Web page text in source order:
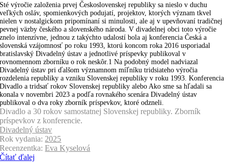
Sté výročie založenia prvej Československej republiky sa nieslo v duchu
veľkých osláv, spomienkových podujatí, projektov, ktorých význam tkvel
nielen v nostalgickom pripomínaní si minulosti, ale aj v upevňovaní tradičnej
pevnej väzby českého a slovenského národa. V divadelnej obci toto výročie
znelo intenzívne, jednou z takýchto udalostí bola aj konferencia Česká a
slovenská vzájomnosť po roku 1993, ktorú koncom roka 2016 usporiadal
bratislavský Divadelný ústav a jednotlivé príspevky publikoval v
rovnomennom zborníku o rok neskôr.1 Na podobný model nadviazal
Divadelný ústav pri ďalšom významnom míľníku tridsiateho výročia
rozdelenia republiky a vzniku Slovenskej republiky v roku 1993. Konferencia
Divadlo a tridsať rokov Slovenskej republiky alebo Ako sme sa hľadali sa
konala v novembri 2023 a podľa rovnakého scenára Divadelný ústav
publikoval o dva roky zborník príspevkov, ktoré odzneli.
Divadlo a 30 rokov samostatnej Slovenskej republiky. Zborník
príspevkov z konferencie.
Divadelný ústav
Rok vydania: 2025
Recenzentka:Eva Kyselová
Čítať ďalej